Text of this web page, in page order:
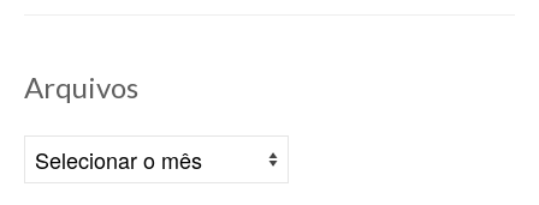
Arquivos
Arquivos